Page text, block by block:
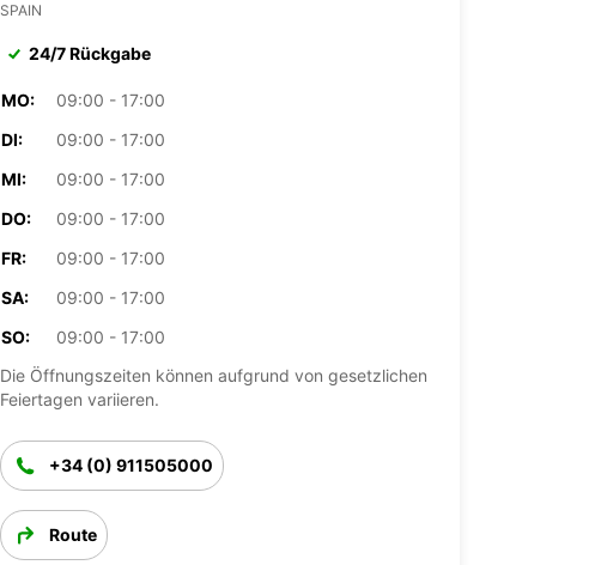
SPAIN
24/7 Rückgabe
MO:
09:00 - 17:00
DI:
09:00 - 17:00
MI:
09:00 - 17:00
DO:
09:00 - 17:00
FR:
09:00 - 17:00
SA:
09:00 - 17:00
SO:
09:00 - 17:00
Die Öffnungszeiten können aufgrund von gesetzlichen
Feiertagen variieren.
+34 (0) 911505000
Route